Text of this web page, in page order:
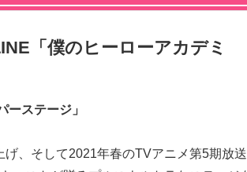
「僕のヒーローアカデミ
ーステージ」
、そして2021年春のTVアニメ第5期放送